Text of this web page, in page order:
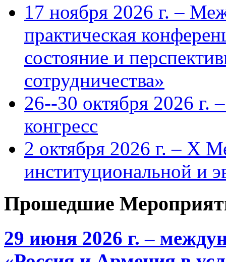
17 ноября 2026 г. –
практическая
состояние и
сотрудничества»
26--30 октября 2026 г.
конгресс
2 октября 2026 г. – X
институциональной и
Прошедшие
29 июня 2026 г. –